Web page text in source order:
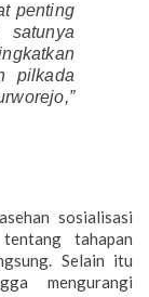
penting
satunya
pilkada
sosialisasi
tahapan
Selain itu
mengurangi